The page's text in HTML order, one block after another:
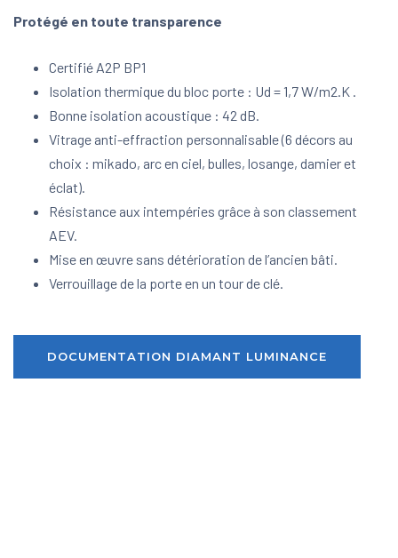
Protégé en toute transparence
Certifié A2P BP1
Isolation thermique du bloc porte : Ud = 1,7 W/m2.K .
Bonne isolation acoustique : 42 dB.
Vitrage anti-effraction personnalisable (6 décors au
choix : mikado, arc en ciel, bulles, losange, damier et
éclat).
Résistance aux intempéries grâce à son classement
AEV.
Mise en œuvre sans détérioration de l’ancien bâti.
Verrouillage de la porte en un tour de clé.
DOCUMENTATION DIAMANT LUMINANCE